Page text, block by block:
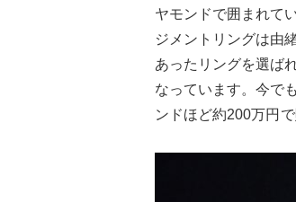
ヤモンドで囲まれて
ジメントリングは由
あったリングを選ば
なっています。今で
ンドほど約200万円